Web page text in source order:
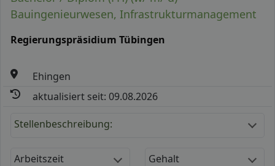
Bauingenieurwesen, Infrastrukturmanagement
Regierungspräsidium Tübingen
Ehingen
aktualisiert seit: 09.08.2026
Stellenbeschreibung:
Arbeitszeit Gehalt